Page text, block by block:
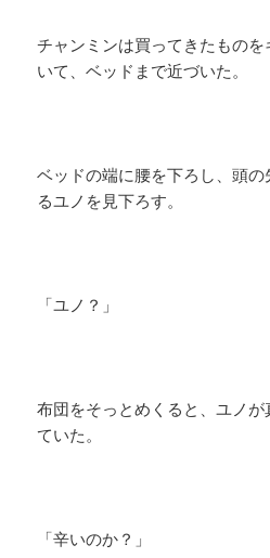
チャンミンは買ってきたもの
いて、ベッドまで近づいた。
ベッドの端に腰を下ろし、頭
るユノを見下ろす。
「ユノ？」
布団をそっとめくると、ユノ
ていた。
「辛いのか？」